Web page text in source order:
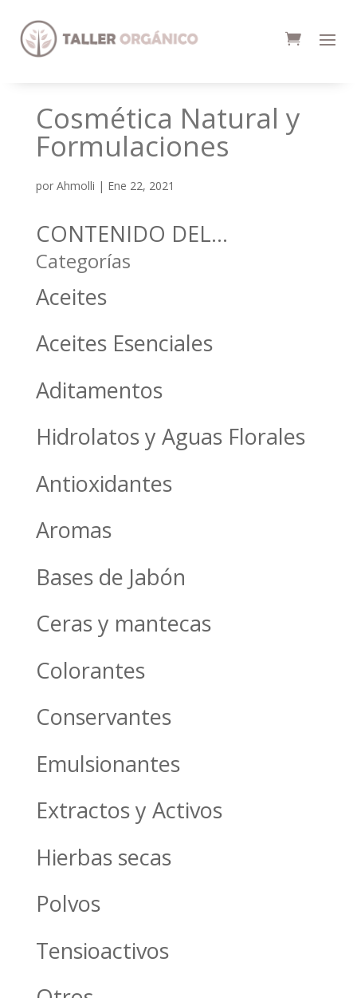
Cosmética Natural y
Formulaciones
por Ahmolli | Ene 22, 2021
CONTENIDO DEL...
Categorías
Aceites
Aceites Esenciales
Aditamentos
Hidrolatos y Aguas Florales
Antioxidantes
Aromas
Bases de Jabón
Ceras y mantecas
Colorantes
Conservantes
Emulsionantes
Extractos y Activos
Hierbas secas
Polvos
Tensioactivos